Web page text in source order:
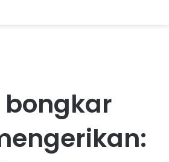
bongkar